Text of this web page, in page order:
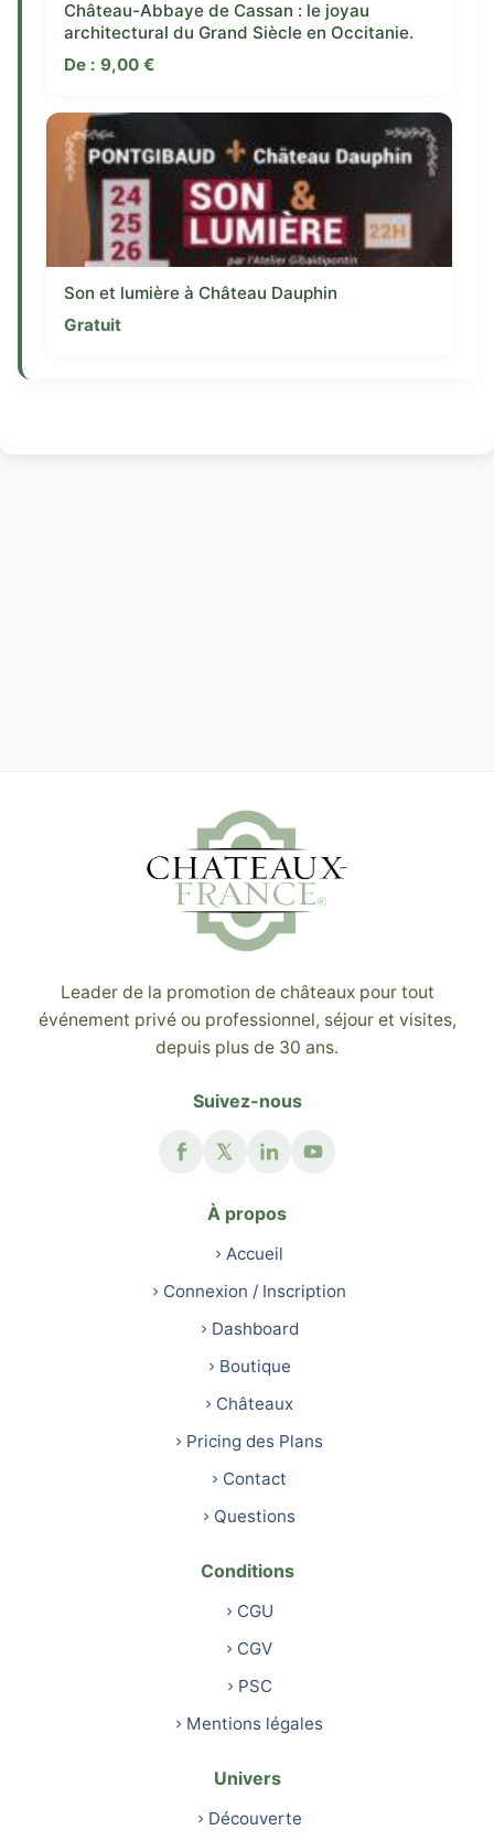
Château-Abbaye de Cassan : le joyau
architectural du Grand Siècle en Occitanie.
De : 9,00 €
Son et lumière à Château Dauphin
Gratuit
Leader de la promotion de châteaux pour tout
événement privé ou professionnel, séjour et visites,
depuis plus de 30 ans.
Suivez-nous
À propos
Accueil
Connexion / Inscription
Dashboard
Boutique
Châteaux
Pricing des Plans
Contact
Questions
Conditions
CGU
CGV
PSC
Mentions légales
Univers
Découverte